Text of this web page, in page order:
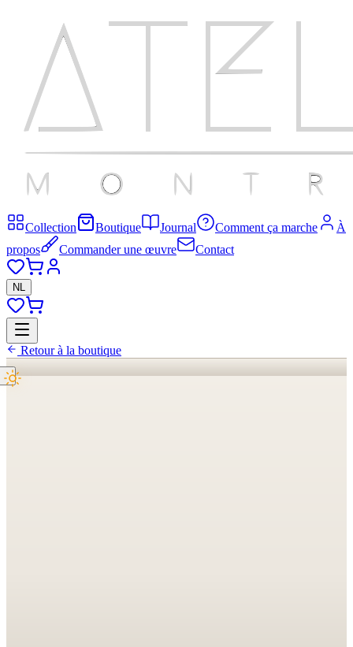
Collection Boutique Journal Comment ça marche
À
propos
Commander une œuvre Contact
NL
Retour à la boutique